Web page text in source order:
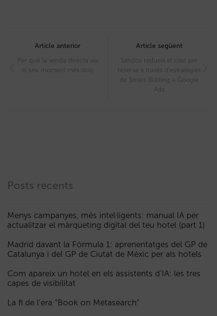
navigation
Article anterior
Per què la venda directa viu
el seu moment més dolç
Article següent
Sandos redueix el cost per
reserva a través d’estratègies
de Smart Bidding a Google
Ads
Posts recents
Menys campanyes, més intel·ligents: manual IA per
actualitzar el màrqueting digital del teu hotel (part 1)
Madrid davant la Fórmula 1: aprenentatges del GP de
Catalunya i del GP de Ciutat de Mèxic per als hotels
Com apareix un hotel en els assistents d’IA: les tres
capes de visibilitat
La fi de l’era “Book on Metasearch”